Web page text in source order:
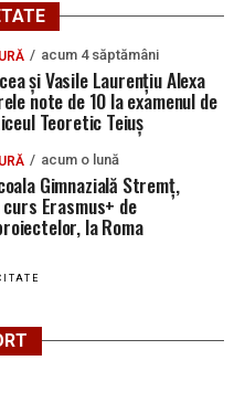
acum 4 săptămâni
și Vasile Laurențiu Alexa
note de 10 la examenul de
Teoretic Teiuș
acum o lună
Gimnazială Stremț,
Erasmus+ de
la Roma